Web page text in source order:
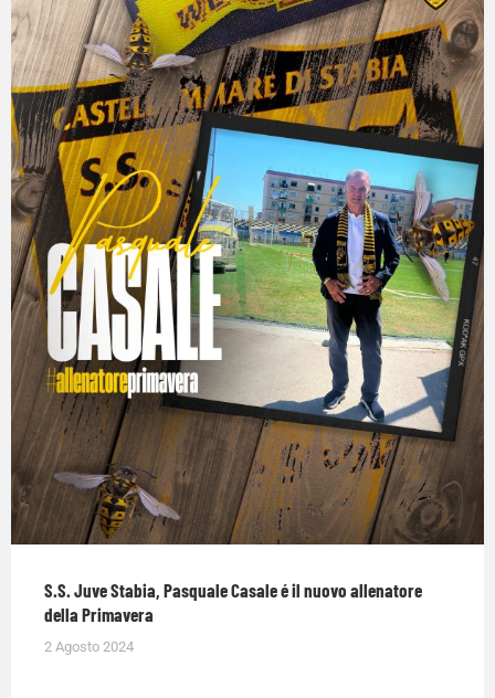
S.S. Juve Stabia, Pasquale Casale é il nuovo allenatore
della Primavera
2 Agosto 2024